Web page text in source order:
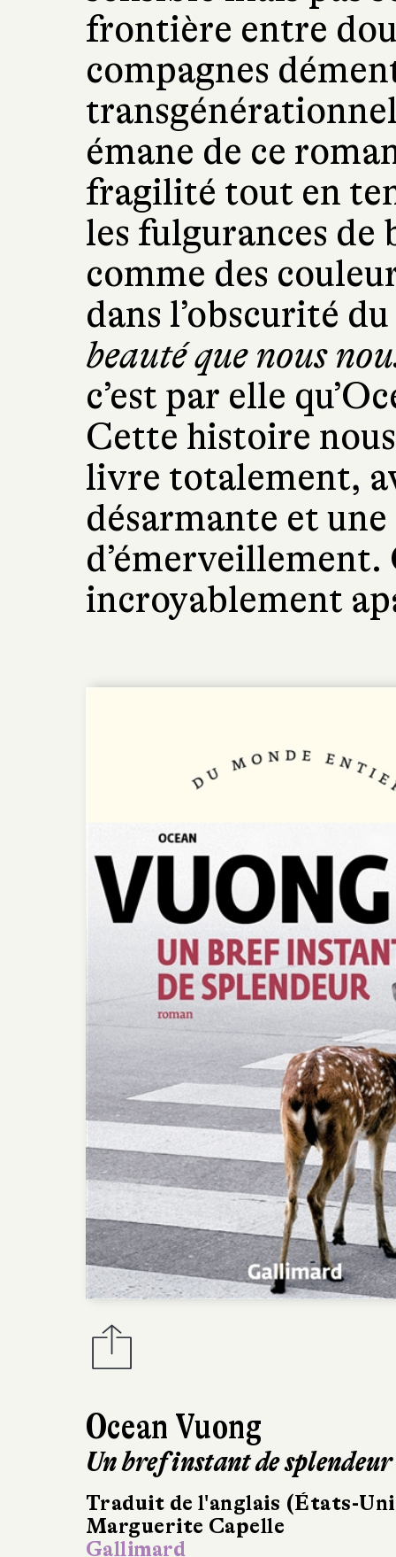
Ocean Vuong
Un bref instant de splendeur
Traduit de l'anglais (États-
Marguerite Capelle
Gallimard
frontière entre
compagnes
émane de ce
fragilité tout en
les fulgurances de
comme des
dans l’obscurité
beauté que nous
c’est par elle
Cette histoire
livre totalement,
désarmante et
incroyablement